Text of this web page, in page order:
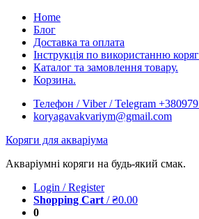
Skip
content
Home
Блог
Доставка та оплата
Інструкція по використанню
Каталог та замовлення товару.
Корзина.
Телефон / Viber / Telegram
koryagavakvariym@gmail.com
Коряги для акваріума
Акваріумні коряги на будь-який смак.
Login / Register
Shopping Cart /₴0.00
0